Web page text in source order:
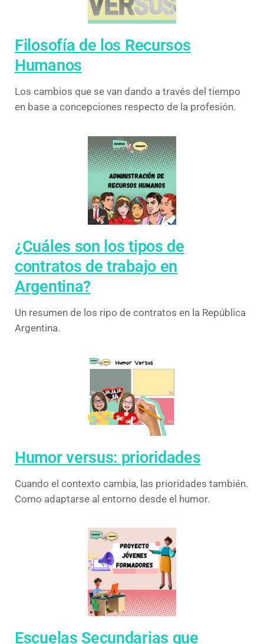
Filosofía de los Recursos
Humanos
Los cambios que se van dando a través del tiempo
en base a concepciones respecto de la profesión.
¿Cuáles son los tipos de
contratos de trabajo en
Argentina?
Un resumen de los ripo de contratos en la República
Argentina.
Humor versus: prioridades
Cuando el contexto cambia, las prioridades también.
Como adaptarse al entorno desde el humor.
Escuelas Secundarias que